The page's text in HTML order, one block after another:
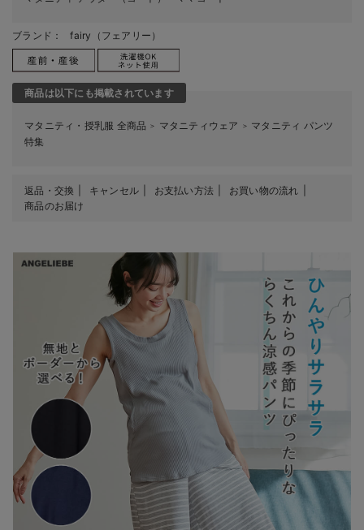
ブランド： fairy（フェアリー）
商品は以下にも掲載されています
マタニティ・授乳服 全商品 ＞ マタニティウェア ＞ マタニティ パンツ
特集
返品・交換 キャンセル お支払い方法
お買い物の流れ
商品のお届け